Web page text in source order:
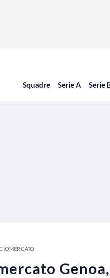
Squadre Serie A Serie